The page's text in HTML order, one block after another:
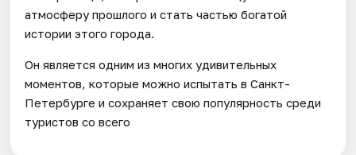
атмосферу прошлого и стать частью богатой
истории этого города.
Он является одним из многих удивительных
моментов, которые можно испытать в Санкт-
Петербурге и сохраняет свою популярность среди
туристов со всего